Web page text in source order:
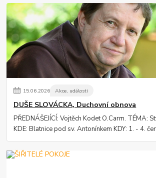
15.06.2026 Akce, události
DUŠE SLOVÁCKA, Duchovní obnova
PŘEDNÁŠEJÍCÍ: Vojtěch Kodet O.Carm. TÉMA:
KDE: Blatnice pod sv. Antonínkem KDY: 1. - 4.